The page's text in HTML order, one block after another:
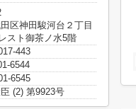
区神田駿河台２丁目
スト御茶ノ水5階
443
6544
6545
(2) 第9923号